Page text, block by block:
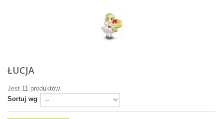
ŁUCJA
Jest 11 produktów.
Sortuj wg